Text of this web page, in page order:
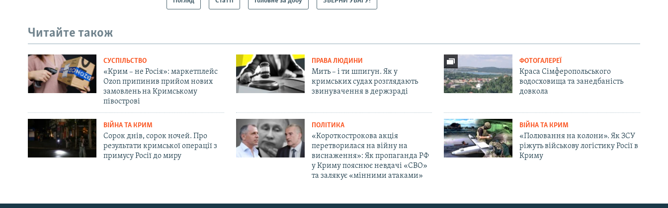
Русский
Читайте також
СУСПІЛЬСТВО
«Крим – не Росія»: маркетплейс
Ozon припинив прийом нових
замовлень на Кримському
півострові
ПРАВА ЛЮДИНИ
Мить – і ти шпигун. Як у
кримських судах розглядають
звинувачення в держзраді
ФОТОГАЛЕРЕЇ
Краса Сімферопольського
водосховища та занедбаність
довкола
ВІЙНА ТА КРИМ
Сорок днів, сорок ночей. Про
результати кримської операції з
примусу Росії до миру
ПОЛІТИКА
«Короткострокова акція
перетворилася на війну на
виснаження»: Як пропаганда РФ
у Криму пояснює невдачі «СВО»
та залякує «мінними атаками»
ВІЙНА ТА КРИМ
«Полювання на колони». Як ЗСУ
ріжуть військову логістику Росії в
Криму